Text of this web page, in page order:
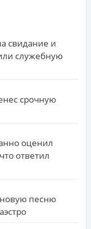
свидание и
служебную
срочную
оценил
ответил
песню